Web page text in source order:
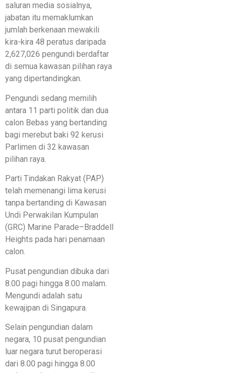
saluran media sosialnya,
jabatan itu memaklumkan
jumlah berkenaan mewakili
kira-kira 48 peratus daripada
2,627,026 pengundi berdaftar
di semua kawasan pilihan raya
yang dipertandingkan.
Pengundi sedang memilih
antara 11 parti politik dan dua
calon Bebas yang bertanding
bagi merebut baki 92 kerusi
Parlimen di 32 kawasan
pilihan raya.
Parti Tindakan Rakyat (PAP)
telah memenangi lima kerusi
tanpa bertanding di Kawasan
Undi Perwakilan Kumpulan
(GRC) Marine Parade–Braddell
Heights pada hari penamaan
calon.
Pusat pengundian dibuka dari
8.00 pagi hingga 8.00 malam.
Mengundi adalah satu
kewajipan di Singapura.
Selain pengundian dalam
negara, 10 pusat pengundian
luar negara turut beroperasi
dari 8.00 pagi hingga 8.00